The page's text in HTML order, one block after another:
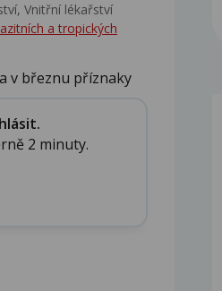
Vnitřní lékařství
a tropických
v březnu příznaky
2 minuty.